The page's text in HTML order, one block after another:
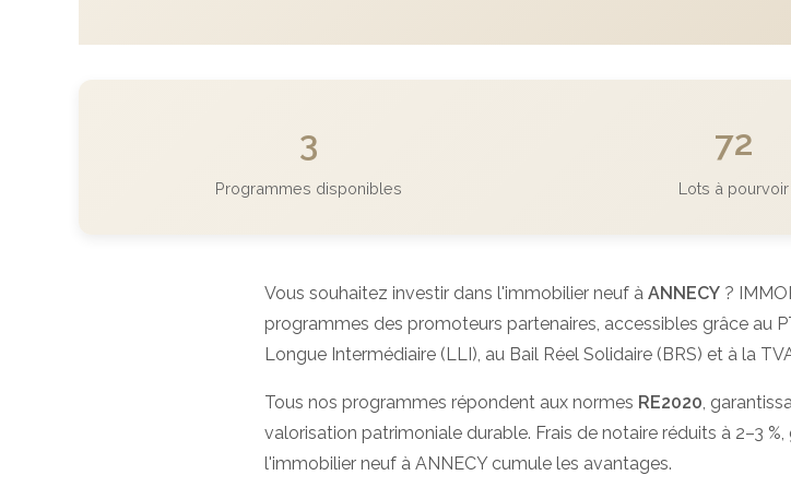
3
Programmes disponibles
72
Lots à pourvoir
Vous souhaitez investir dans l'immobilier neuf à ANNECY ?
programmes des promoteurs partenaires, accessibles grâce au
Longue Intermédiaire (LLI), au Bail Réel Solidaire (BRS) et à la
Tous nos programmes répondent aux normes RE2020 ,
valorisation patrimoniale durable. Frais de notaire réduits à 2–3
l'immobilier neuf à ANNECY cumule les avantages.